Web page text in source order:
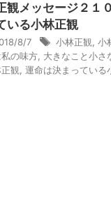
観メッセージ２１
いる小林正観
8/7 小林正観 小
の味方 大きなこと小さ
観
運命は決まっている